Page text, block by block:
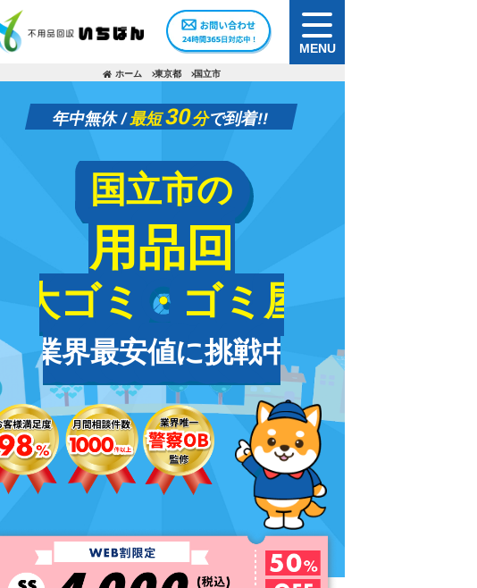
MENU
ホーム 東京都 国立市
年中無休 /最短30分で到着!!
国立市の
国立市の
不用品回収
不用品回収
粗大ゴミ・ゴミ屋敷
粗大ゴミ・ゴミ屋敷
業界最安値に挑戦中
業界最安値に挑戦中